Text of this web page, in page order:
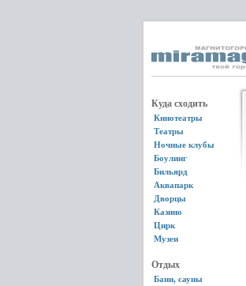
Куда сходить
Кинотеатры
Театры
Ночные клубы
Боулинг
Бильярд
Аквапарк
Дворцы
Казино
Цирк
Музеи
Отдых
Бани, сауны